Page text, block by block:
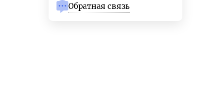
Обратная связь